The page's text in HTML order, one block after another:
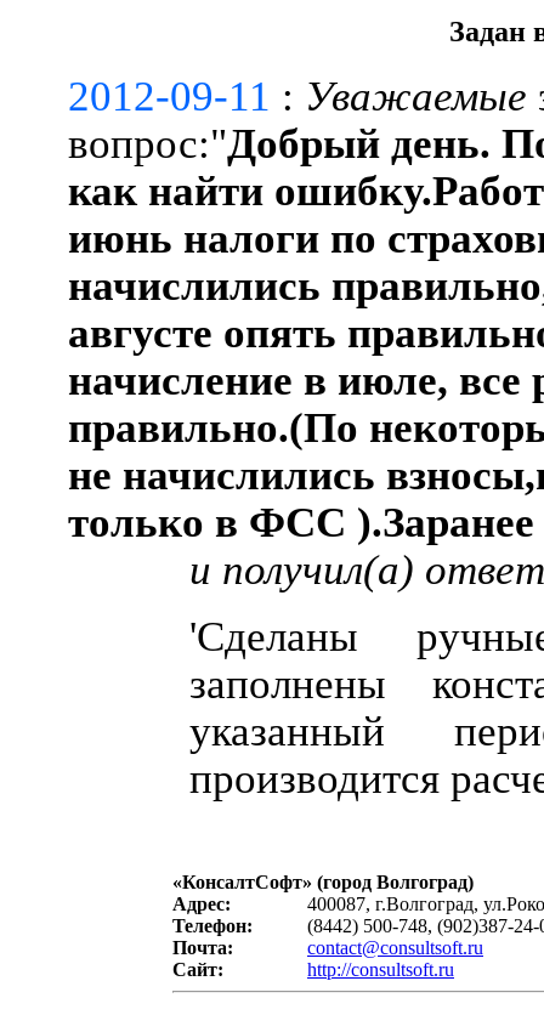
Задан
2012-09-11 : Уважаемые
вопрос:"Добрый день.
как найти
июнь налоги по
начислились
августе опять
начисление в июле, все
правильно.(По
не начислились
только в ФСС ).Заранее
и получил(a) ответ
'Сделаны
заполнены
указанный
производится
«КонсалтСофт» (город Волгоград)
Адрес:
400087, г.Волгоград,
Телефон:
(8442) 500-748, (902)387-24-
Почта:
contact@consultsoft.ru
Сайт:
http://consultsoft.ru